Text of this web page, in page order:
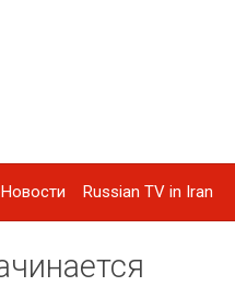
Russian TV in Iran